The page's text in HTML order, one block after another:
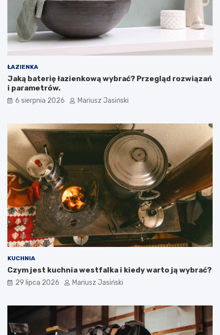
ŁAZIENKA
Jaką baterię łazienkową wybrać? Przegląd rozwiązań
i parametrów.
6 sierpnia 2026 Mariusz Jasiński
KUCHNIA
Czym jest kuchnia westfalka i kiedy warto ją wybrać?
29 lipca 2026 Mariusz Jasiński